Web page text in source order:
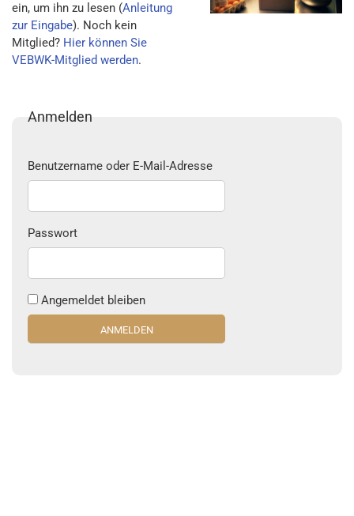
ein, um ihn zu lesen (Anleitung
zur Eingabe). Noch kein
Mitglied? Hier können Sie
VEBWK-Mitglied werden.
Anmelden
Benutzername oder E-Mail-Adresse
Passwort
Angemeldet bleiben